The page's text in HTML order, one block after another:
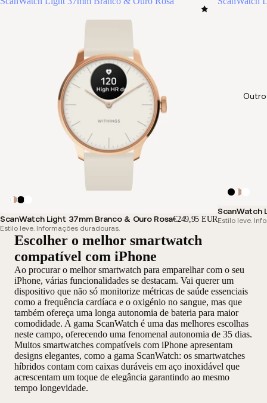
ScanWatch Light 37mm Branco & Ouro Rosa€249,95 EUR
Estilo leve. Informações duradouras.
ScanWatch
Estilo leve.
Escolher o melhor smartwatch
compatível com iPhone
Ao procurar o melhor smartwatch para emparelhar com o seu
iPhone, várias funcionalidades se destacam. Vai querer um
dispositivo que não só monitorize métricas de saúde essenciais
como a frequência cardíaca e o oxigénio no sangue, mas que
também ofereça uma longa autonomia de bateria para maior
comodidade. A gama ScanWatch é uma das melhores escolhas
neste campo, oferecendo uma fenomenal autonomia de 35 dias.
Muitos smartwatches compatíveis com iPhone apresentam
designs elegantes, como a gama ScanWatch: os smartwatches
híbridos contam com caixas duráveis em aço inoxidável que
acrescentam um toque de elegância garantindo ao mesmo
tempo longevidade.